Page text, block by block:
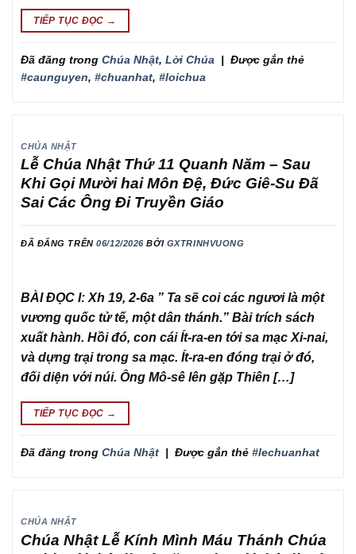
TIẾP TỤC ĐỌC →
Đã đăng trong Chúa Nhật, Lời Chúa | Được gắn thẻ
#caunguyen, #chuanhat, #loichua
CHÚA NHẬT
Lễ Chúa Nhật Thứ 11 Quanh Năm – Sau
Khi Gọi Mười hai Môn Đệ, Đức Giê-Su Đã
Sai Các Ông Đi Truyền Giáo
ĐÃ ĐĂNG TRÊN06/12/2026 BỞI GXTRINHVUONG
BÀI ĐỌC I: Xh 19, 2-6a ” Ta sẽ coi các ngươi là một
vương quốc tử tế, một dân thánh.” Bài trích sách
xuất hành. Hồi đó, con cái Ít-ra-en tới sa mạc Xi-nai,
và dựng trại trong sa mạc. Ít-ra-en đóng trại ở đó,
đối diện với núi. Ông Mô-sê lên gặp Thiên […]
TIẾP TỤC ĐỌC →
Đã đăng trong Chúa Nhật | Được gắn thẻ #lechuanhat
CHÚA NHẬT
Chúa Nhật Lễ Kính Mình Máu Thánh Chúa